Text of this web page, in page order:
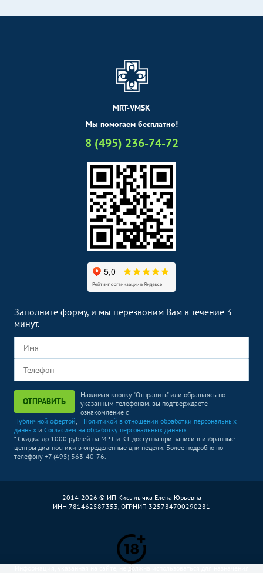
MRT-VMSK
Мы помогаем бесплатно!
8 (495) 236-74-72
Заполните форму, и мы перезвоним Вам в течение 3
минут.
ОТПРАВИТЬ
Нажимая кнопку "Отправить" или обращаясь по
указанным телефонам, вы подтверждаете
ознакомление с
Публичной офертой,
Политикой в отношении обработки персональных
данных и Согласием на обработку персональных данных
* Скидка до 1000 рублей на МРТ и КТ доступна при записи в избранные
центры диагностики в определенные дни недели. Более подробно по
телефону +7 (495) 363-40-76.
2014-2026 © ИП Кисылычка Елена Юрьевна
ИНН 781462587353, ОГРНИП 325784700290281
Информация, указанная на сайте, не должна использоваться для назначения